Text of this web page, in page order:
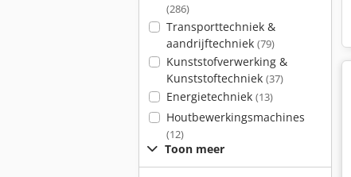
(286)
Transporttechniek &
aandrijftechniek (79)
Kunststofverwerking &
Kunststoftechniek (37)
Energietechniek (13)
Houtbewerkingsmachines
(12)
Toon meer